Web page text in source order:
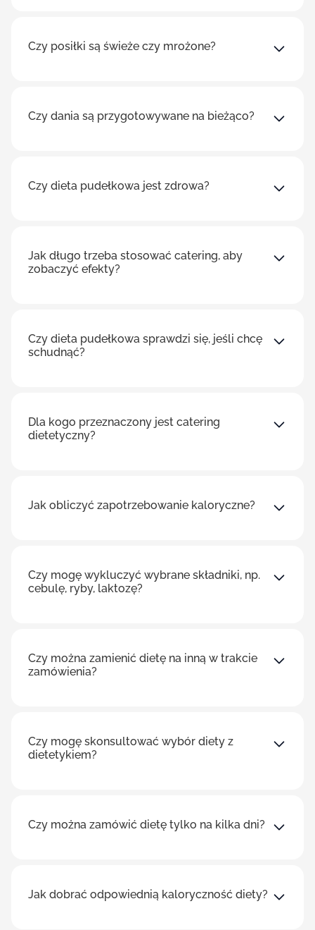
Czy posiłki są świeże czy mrożone?
Czy dania są przygotowywane na bieżąco?
Czy dieta pudełkowa jest zdrowa?
Jak długo trzeba stosować catering, aby
zobaczyć efekty?
Czy dieta pudełkowa sprawdzi się, jeśli chcę
schudnąć?
Dla kogo przeznaczony jest catering
dietetyczny?
Jak obliczyć zapotrzebowanie kaloryczne?
Czy mogę wykluczyć wybrane składniki, np.
cebulę, ryby, laktozę?
Czy można zamienić dietę na inną w trakcie
zamówienia?
Czy mogę skonsultować wybór diety z
dietetykiem?
Czy można zamówić dietę tylko na kilka dni?
Jak dobrać odpowiednią kaloryczność diety?